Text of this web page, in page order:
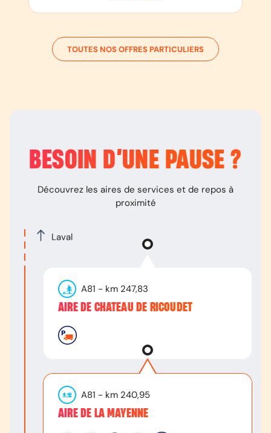
TOUTES NOS OFFRES PARTICULIERS
BESOIN D’UNE PAUSE ?
Découvrez les aires de services et de repos à
proximité
Laval
A81 - km 247,83
AIRE DE CHATEAU DE RICOUDET
A81 - km 240,95
AIRE DE LA MAYENNE